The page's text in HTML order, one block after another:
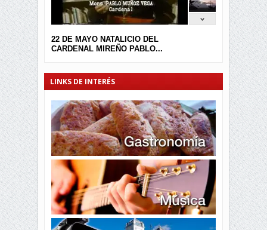
22 DE MAYO NATALICIO DEL
CARDENAL MIREÑO PABLO...
LINKS DE INTERÉS